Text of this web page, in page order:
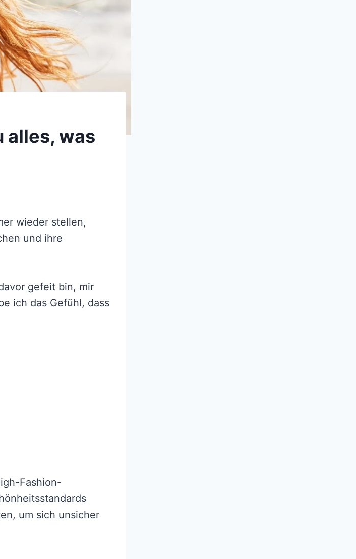
alles, was
wieder stellen,
und ihre
gefeit bin, mir
ich das Gefühl, dass
Fashion-
um sich unsicher